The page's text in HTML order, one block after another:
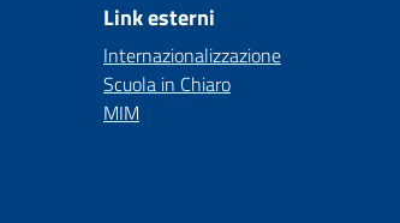
Link esterni
Internazionalizzazione
Scuola in Chiaro
MIM